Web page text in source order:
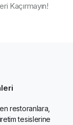
Kaçırmayın!
restoranlara,
tesislerine